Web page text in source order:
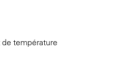
température